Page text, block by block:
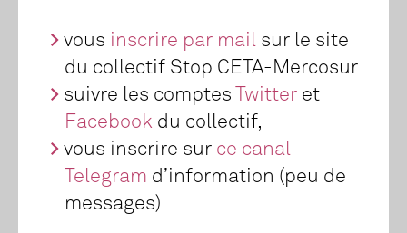
vous inscrire par mail sur le site
du collectif Stop CETA-Mercosur
suivre les comptes Twitter et
Facebook du collectif,
vous inscrire sur ce canal
Telegram d’information (peu de
messages)